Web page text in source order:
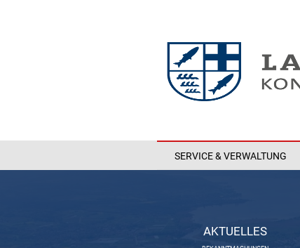
SERVICE & VERWALTUNG
AKTUELLES